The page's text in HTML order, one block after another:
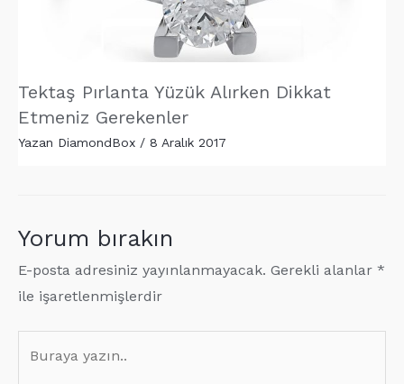
Tektaş Pırlanta Yüzük Alırken Dikkat
Etmeniz Gerekenler
Yazan DiamondBox / 8 Aralık 2017
Yorum bırakın
E-posta adresiniz yayınlanmayacak. Gerekli alanlar *
ile işaretlenmişlerdir